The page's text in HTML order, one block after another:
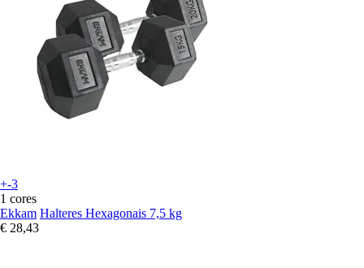
+-3
1 cores
Ekkam Halteres Hexagonais 7,5 kg
€ 28,43